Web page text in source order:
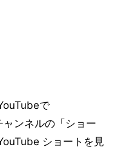
で
ャンネルの「ショー
ショートを見